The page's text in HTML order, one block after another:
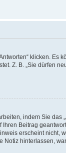
klicken. Es
Z. B. „Sie dürfen
indem Sie das
Beitrag
erscheint nicht,
hinterlassen,